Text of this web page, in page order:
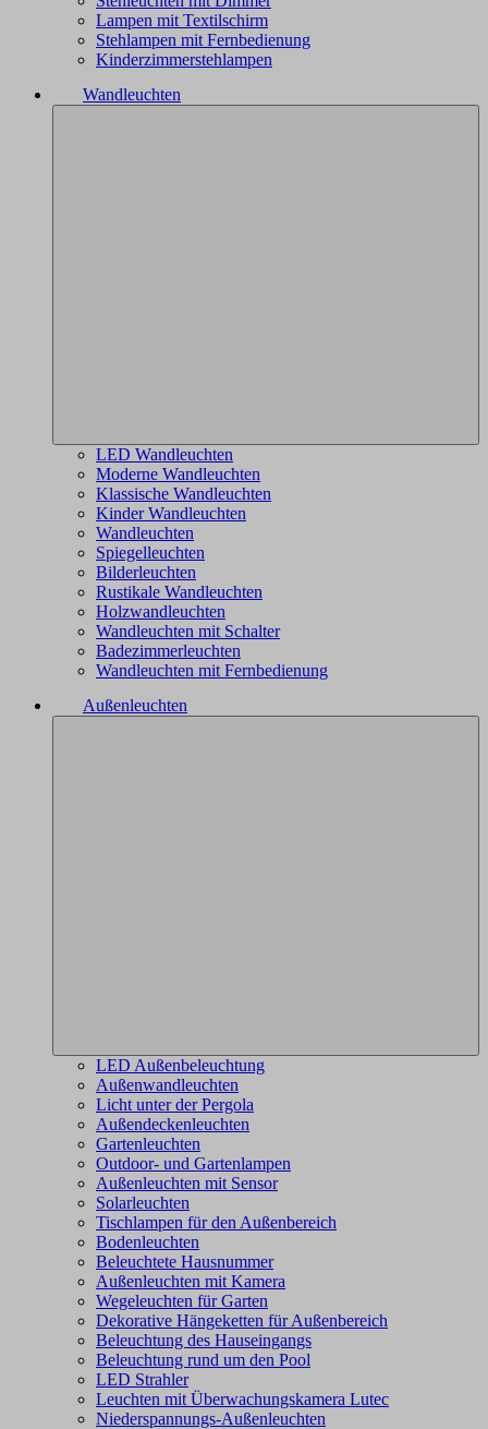
Lampen mit Textilschirm
Stehlampen mit Fernbedienung
Kinderzimmerstehlampen
Wandleuchten
LED Wandleuchten
Moderne Wandleuchten
Klassische Wandleuchten
Kinder Wandleuchten
Wandleuchten
Spiegelleuchten
Bilderleuchten
Rustikale Wandleuchten
Holzwandleuchten
Wandleuchten mit Schalter
Badezimmerleuchten
Wandleuchten mit Fernbedienung
Außenleuchten
LED Außenbeleuchtung
Außenwandleuchten
Licht unter der Pergola
Außendeckenleuchten
Gartenleuchten
Outdoor- und Gartenlampen
Außenleuchten mit Sensor
Solarleuchten
Tischlampen für den Außenbereich
Bodenleuchten
Beleuchtete Hausnummer
Außenleuchten mit Kamera
Wegeleuchten für Garten
Dekorative Hängeketten für Außenbereich
Beleuchtung des Hauseingangs
Beleuchtung rund um den Pool
LED Strahler
Leuchten mit Überwachungskamera Lutec
Niederspannungs-Außenleuchten